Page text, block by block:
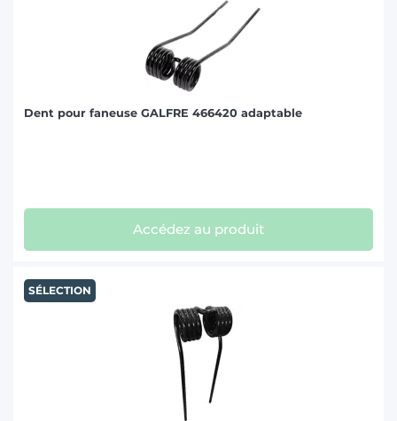
Dent pour faneuse GALFRE 466420 adaptable
Accédez au produit
SÉLECTION